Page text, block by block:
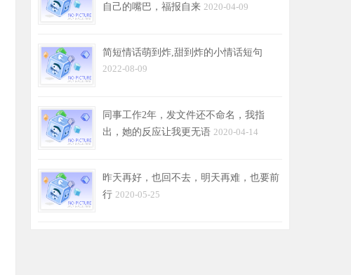
自己的嘴巴，福报自来 2020-04-09
简短情话萌到炸,甜到炸的小情话短句
2022-08-09
同事工作2年，发文件还不命名，我指
出，她的反应让我更无语 2020-04-14
昨天再好，也回不去，明天再难，也要前
行 2020-05-25